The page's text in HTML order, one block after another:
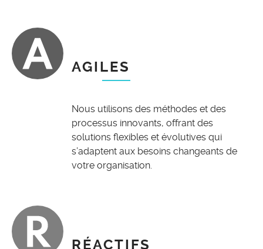
AGILES
Nous utilisons des méthodes et des
processus innovants, offrant des
solutions flexibles et évolutives qui
s’adaptent aux besoins changeants de
votre organisation.
RÉACTIFS